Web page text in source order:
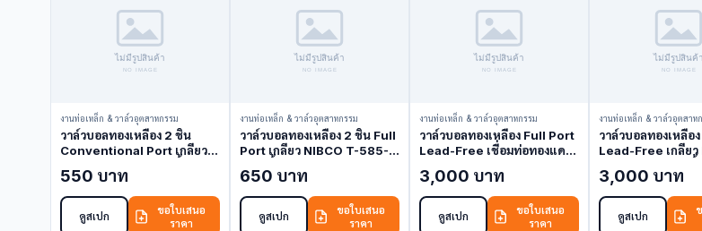
งานท่อเหล็ก & วาล์วอุตสาหกรรม
วาล์วบอลทองเหลือง 2 ชิ้น
Conventional Port เกลียว
Valve)
550 บาท
ดูสเปก
ขอใบเสนอ
ราคา
งานท่อเหล็ก & วาล์วอุตสาหกรรม
วาล์วบอลทองเหลือง 2 ชิ้น Full
Port เกลียว NIBCO T-585-
650 บาท
ดูสเปก
ขอใบเสนอ
ราคา
งานท่อเหล็ก & วาล์วอุตสาหกรรม
วาล์วบอลทองเหลือง Full Port
Lead-Free เชื่อมท่อทองแดง
นิ้ว (Ball Valve)
3,000 บาท
ดูสเปก
ขอใบเสนอ
ราคา
งานท่อเหล็ก & วาล์วอุตสาห
วาล์วบอลทองเหลือ
Lead-Free เกลียว
Valve)
3,000 บาท
ดูสเปก